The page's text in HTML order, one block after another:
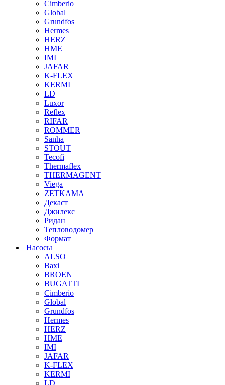
Cimberio
Global
Grundfos
Hermes
HERZ
HME
IMI
JAFAR
K-FLEX
KERMI
LD
Luxor
Reflex
RIFAR
ROMMER
Sanha
STOUT
Tecofi
Thermaflex
THERMAGENT
Viega
ZETKAMA
Декаст
Джилекс
Ридан
Тепловодомер
Формат
Насосы
ALSO
Baxi
BROEN
BUGATTI
Cimberio
Global
Grundfos
Hermes
HERZ
HME
IMI
JAFAR
K-FLEX
KERMI
LD